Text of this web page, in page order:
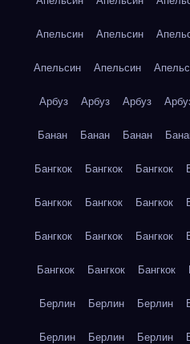
Апельсин Апельсин
Апельсин Апельсин
Арбуз Арбуз Арбуз
Банан Банан Банан
Бангкок Бангкок Бангкок
Бангкок Бангкок Бангкок
Бангкок Бангкок Бангкок
Бангкок Бангкок Бангкок
Берлин Берлин Берлин
Берлин Берлин Берлин